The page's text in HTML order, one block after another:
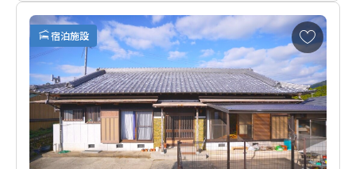
せていただきす。
熊野古道小辺路の果無（はてなし）登山口八木尾から徒歩13
分、道の駅奥熊野ほんぐう店へは徒歩7分の距離です。
小辺路を歩く方はもちろん、熊野本宮大社（本宮大社前バス
停）、発心門王子、小雲取越請川登り口への送迎も行ってお
り、中辺路を歩く方にもおすすめです。
どうぞ、ご利用をお待ちしております。
宿泊施設
お
気
に
入
り
に
追
加